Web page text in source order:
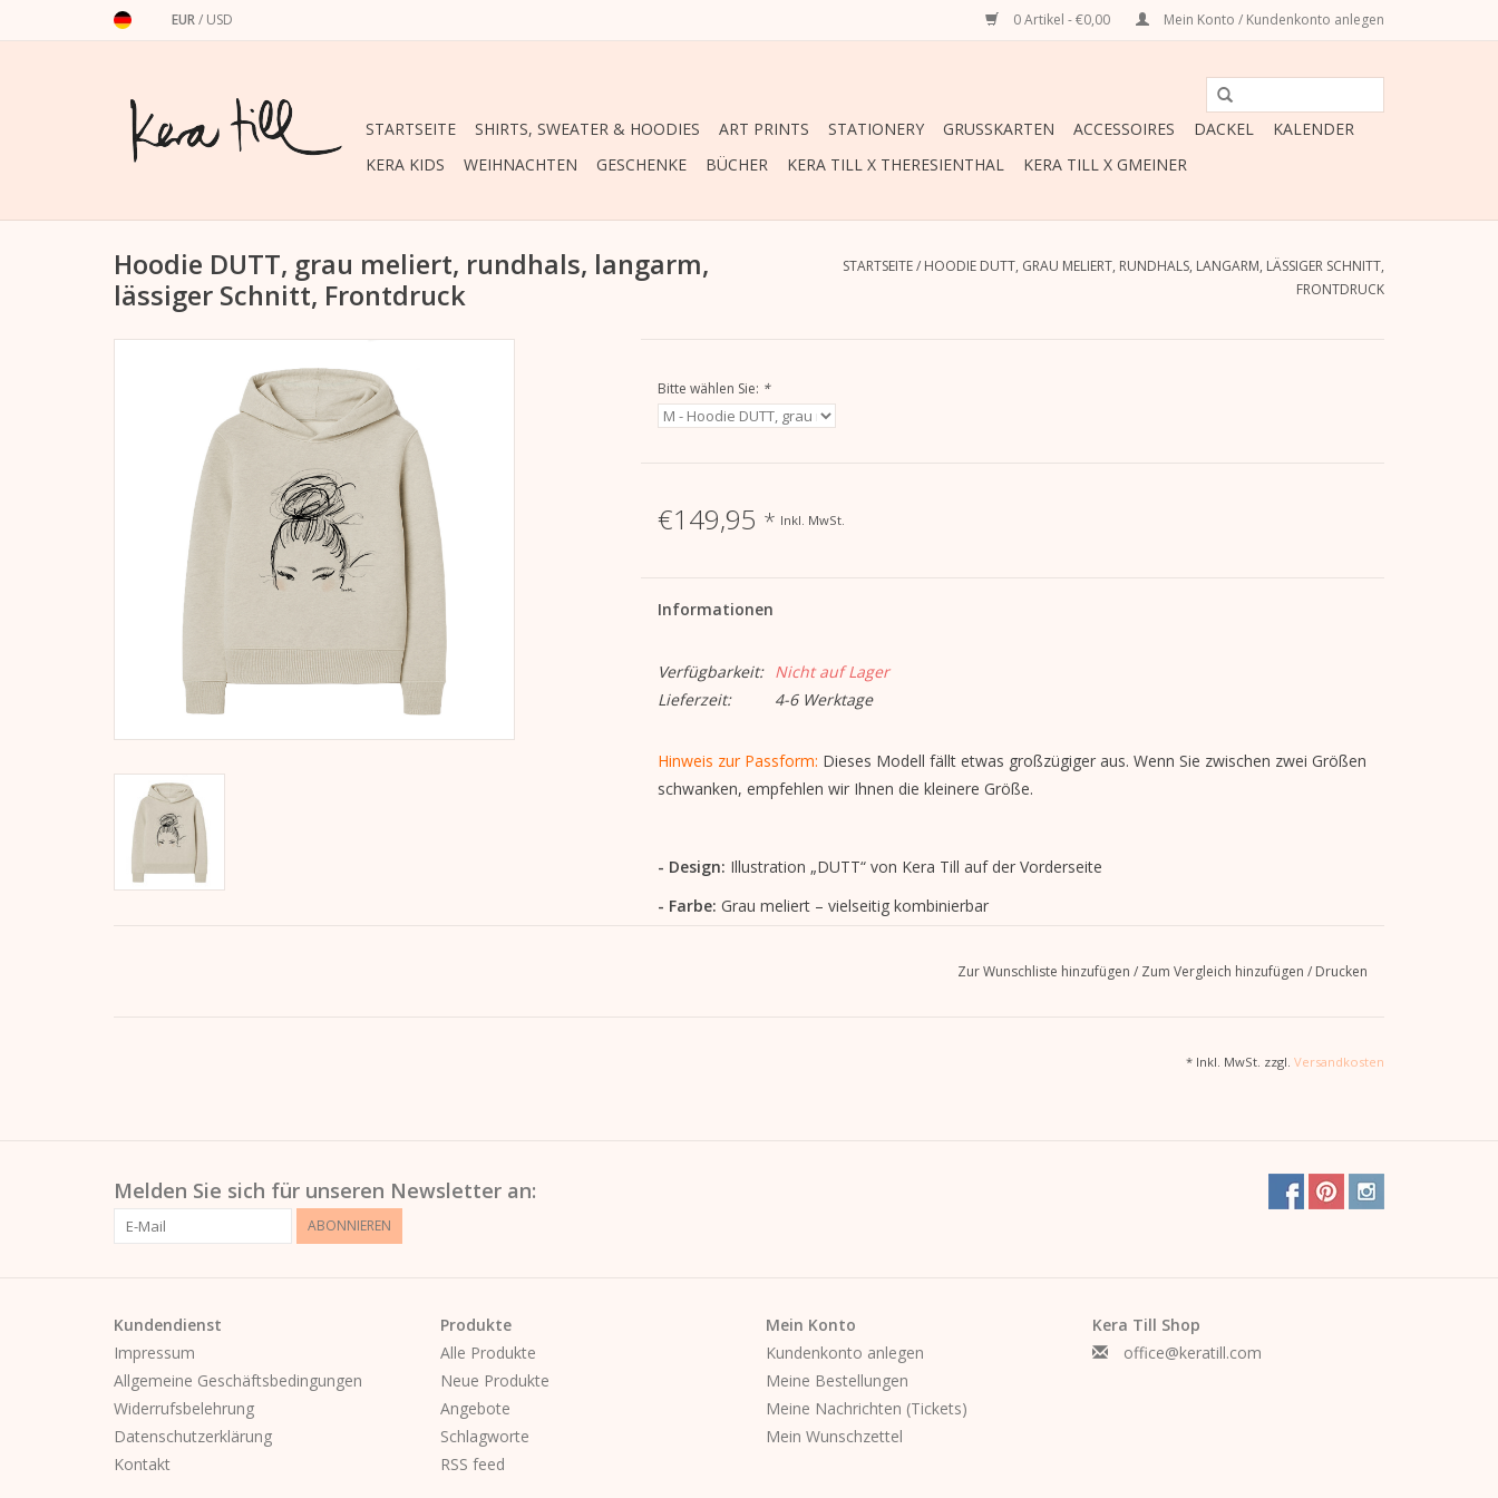
EUR/ USD 0 Artikel - €0,00 Mein Konto / Kundenkonto anlegen
STARTSEITE SHIRTS, SWEATER & HOODIES ART PRINTS STATIONERY GRUSSKARTEN ACCESSOIRES DACKEL
KALENDER
KERA KIDS
WEIHNACHTEN GESCHENKE BÜCHER KERA TILL X THERESIENTHAL KERA TILL X GMEINER
Hoodie DUTT, grau meliert, rundhals, langarm,
lässiger Schnitt, Frontdruck
STARTSEITE/ HOODIE DUTT, GRAU MELIERT, RUNDHALS, LANGARM, LÄSSIGER SCHNITT,
FRONTDRUCK
Bitte wählen Sie: *
€149,95 * Inkl. MwSt.
Informationen
Verfügbarkeit:
Nicht auf Lager
Lieferzeit:
4-6 Werktage
Hinweis zur Passform: Dieses Modell fällt etwas großzügiger aus. Wenn Sie zwischen zwei Größen
schwanken, empfehlen wir Ihnen die kleinere Größe.
- Design: Illustration „DUTT“ von Kera Till auf der Vorderseite
- Farbe: Grau meliert – vielseitig kombinierbar
320 g/m²,angerauter Innenseite (brushed)– weich und
Zur Wunschliste hinzufügen / Zum Vergleich hinzufügen / Drucken
* Inkl. MwSt. zzgl. Versandkosten
Melden Sie sich für unseren Newsletter an:
ABONNIEREN
Kundendienst
Impressum
Allgemeine Geschäftsbedingungen
Widerrufsbelehrung
Datenschutzerklärung
Kontakt
Produkte
Alle Produkte
Neue Produkte
Angebote
Schlagworte
RSS feed
Mein Konto
Kundenkonto anlegen
Meine Bestellungen
Meine Nachrichten (Tickets)
Mein Wunschzettel
Kera Till Shop
office@keratill.com